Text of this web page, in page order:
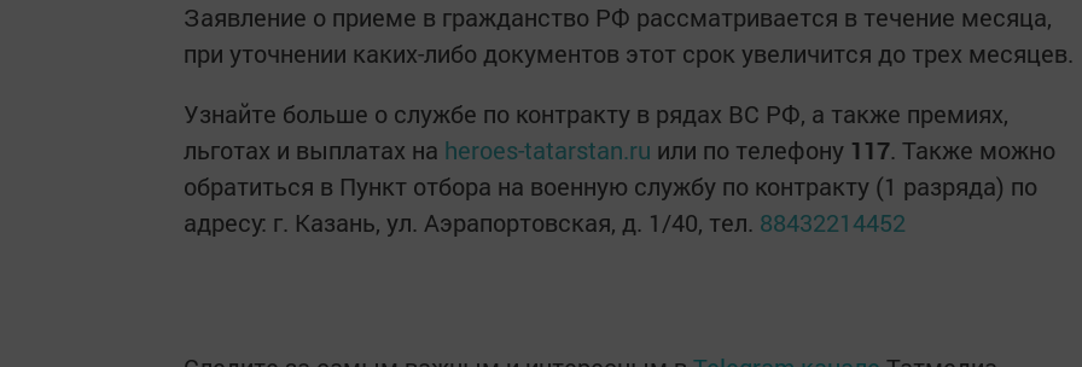
Заявление о приеме в гражданство РФ рассматривается в течение месяца,
при уточнении каких-либо документов этот срок увеличится до трех месяцев.
Узнайте больше о службе по контракту в рядах ВС РФ, а также премиях,
льготах и выплатах на heroes-tatarstan.ru или по телефону 117. Также можно
обратиться в Пункт отбора на военную службу по контракту (1 разряда) по
адресу: г. Казань, ул. Аэрапортовская, д. 1/40, тел. 88432214452